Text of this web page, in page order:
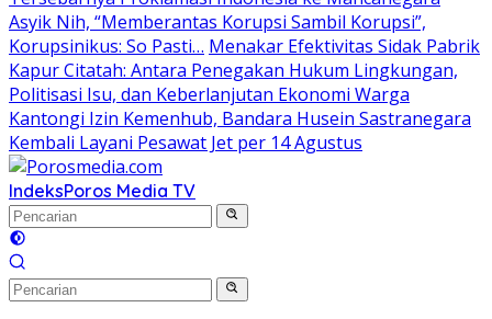
Asyik Nih, “Memberantas Korupsi Sambil Korupsi”,
Korupsinikus: So Pasti… Menakar Efektivitas Sidak Pabrik
Kapur Citatah: Antara Penegakan Hukum Lingkungan,
Politisasi Isu, dan Keberlanjutan Ekonomi Warga
Kantongi Izin Kemenhub, Bandara Husein Sastranegara
Kembali Layani Pesawat Jet per 14 Agustus
IndeksPoros Media TV